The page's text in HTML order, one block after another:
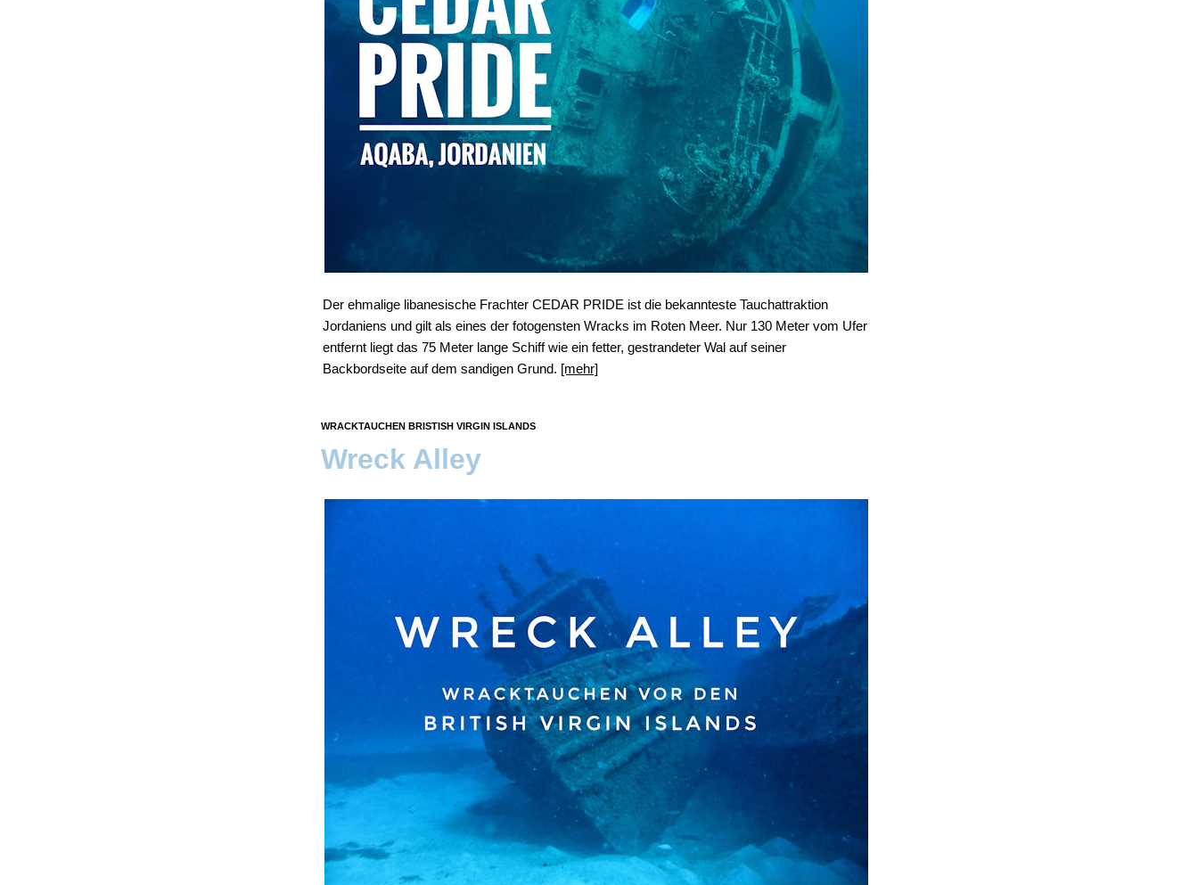
Der ehmalige libanesische Frachter CEDAR PRIDE ist die bekannteste Tauchattraktion
Jordaniens und gilt als eines der fotogensten Wracks im Roten Meer. Nur 130 Meter vom Ufer
entfernt liegt das 75 Meter lange Schiff wie ein fetter, gestrandeter Wal auf seiner
Backbordseite auf dem sandigen Grund. [mehr]
WRACKTAUCHEN BRISTISH VIRGIN ISLANDS
Wreck Alley